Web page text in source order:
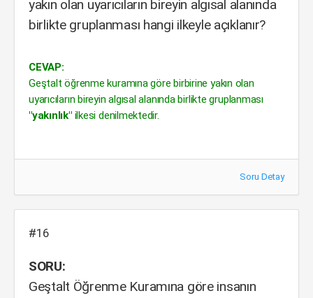
yakın olan uyarıcıların bireyin algısal alanında
birlikte gruplanması hangi ilkeyle açıklanır?
CEVAP:
Geştalt öğrenme kuramına göre birbirine yakın olan
uyarıcıların bireyin algısal alanında birlikte gruplanması
"yakınlık"ilkesi denilmektedir.
Soru Detay
#16
SORU:
Geştalt Öğrenme Kuramına göre insanın